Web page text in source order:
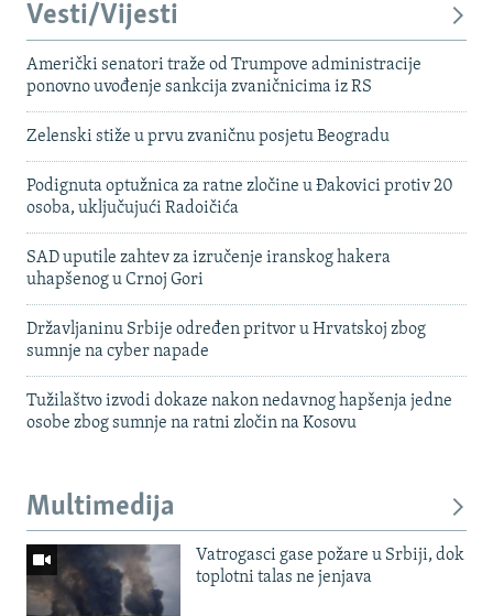
Vesti/Vijesti
Američki senatori traže od Trumpove administracije
ponovno uvođenje sankcija zvaničnicima iz RS
Zelenski stiže u prvu zvaničnu posjetu Beogradu
Podignuta optužnica za ratne zločine u Đakovici protiv 20
osoba, uključujući Radoičića
SAD uputile zahtev za izručenje iranskog hakera
uhapšenog u Crnoj Gori
Državljaninu Srbije određen pritvor u Hrvatskoj zbog
sumnje na cyber napade
Tužilaštvo izvodi dokaze nakon nedavnog hapšenja jedne
osobe zbog sumnje na ratni zločin na Kosovu
Multimedija
Vatrogasci gase požare u Srbiji, dok
toplotni talas ne jenjava